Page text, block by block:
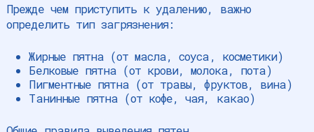
Прежде чем приступить к удалению, важно
определить тип загрязнения:
Жирные пятна (от масла, соуса, косметики)
Белковые пятна (от крови, молока, пота)
Пигментные пятна (от травы, фруктов, вина)
Танинные пятна (от кофе, чая, какао)